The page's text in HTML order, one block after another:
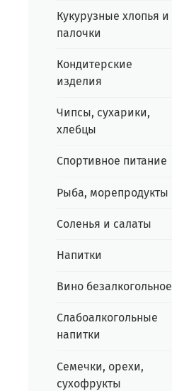
Кукурузные хлопья и
палочки
Кондитерские
изделия
Чипсы, сухарики,
хлебцы
Спортивное питание
Рыба, морепродукты
Соленья и салаты
Напитки
Вино безалкогольное
Слабоалкогольные
напитки
Семечки, орехи,
сухофрукты